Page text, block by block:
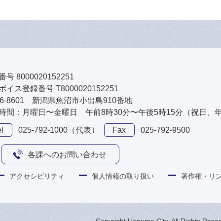
号 8000020152251
イス登録番号 T8000020152251
8601 新潟県魚沼市小出島910番地
間：月曜日〜金曜日 午前8時30分〜午後5時15分（祝日、
025-792-1000（代表） Fax 025-792-9500
各課へのお問い合わせ
アクセシビリティ 個人情報の取り扱い 著作権・リ